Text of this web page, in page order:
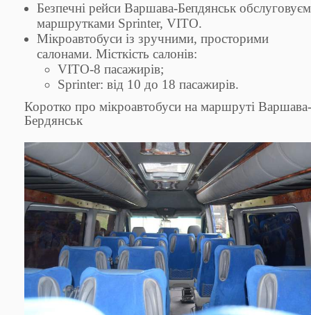
Безпечні рейси Варшава-Бепдянськ
маршрутками Sprinter, VITO.
Мікроавтобуси із зручними, просторими
салонами. Місткість салонів:
VITO-8 пасажирів;
Sprinter: від 10 до 18 пасажирів.
Коротко про мікроавтобуси на маршруті Варшава-
Бердянськ